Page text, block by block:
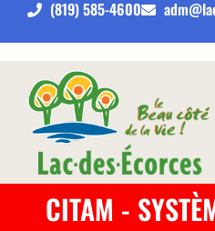
(819) 585-4600
CITAM -